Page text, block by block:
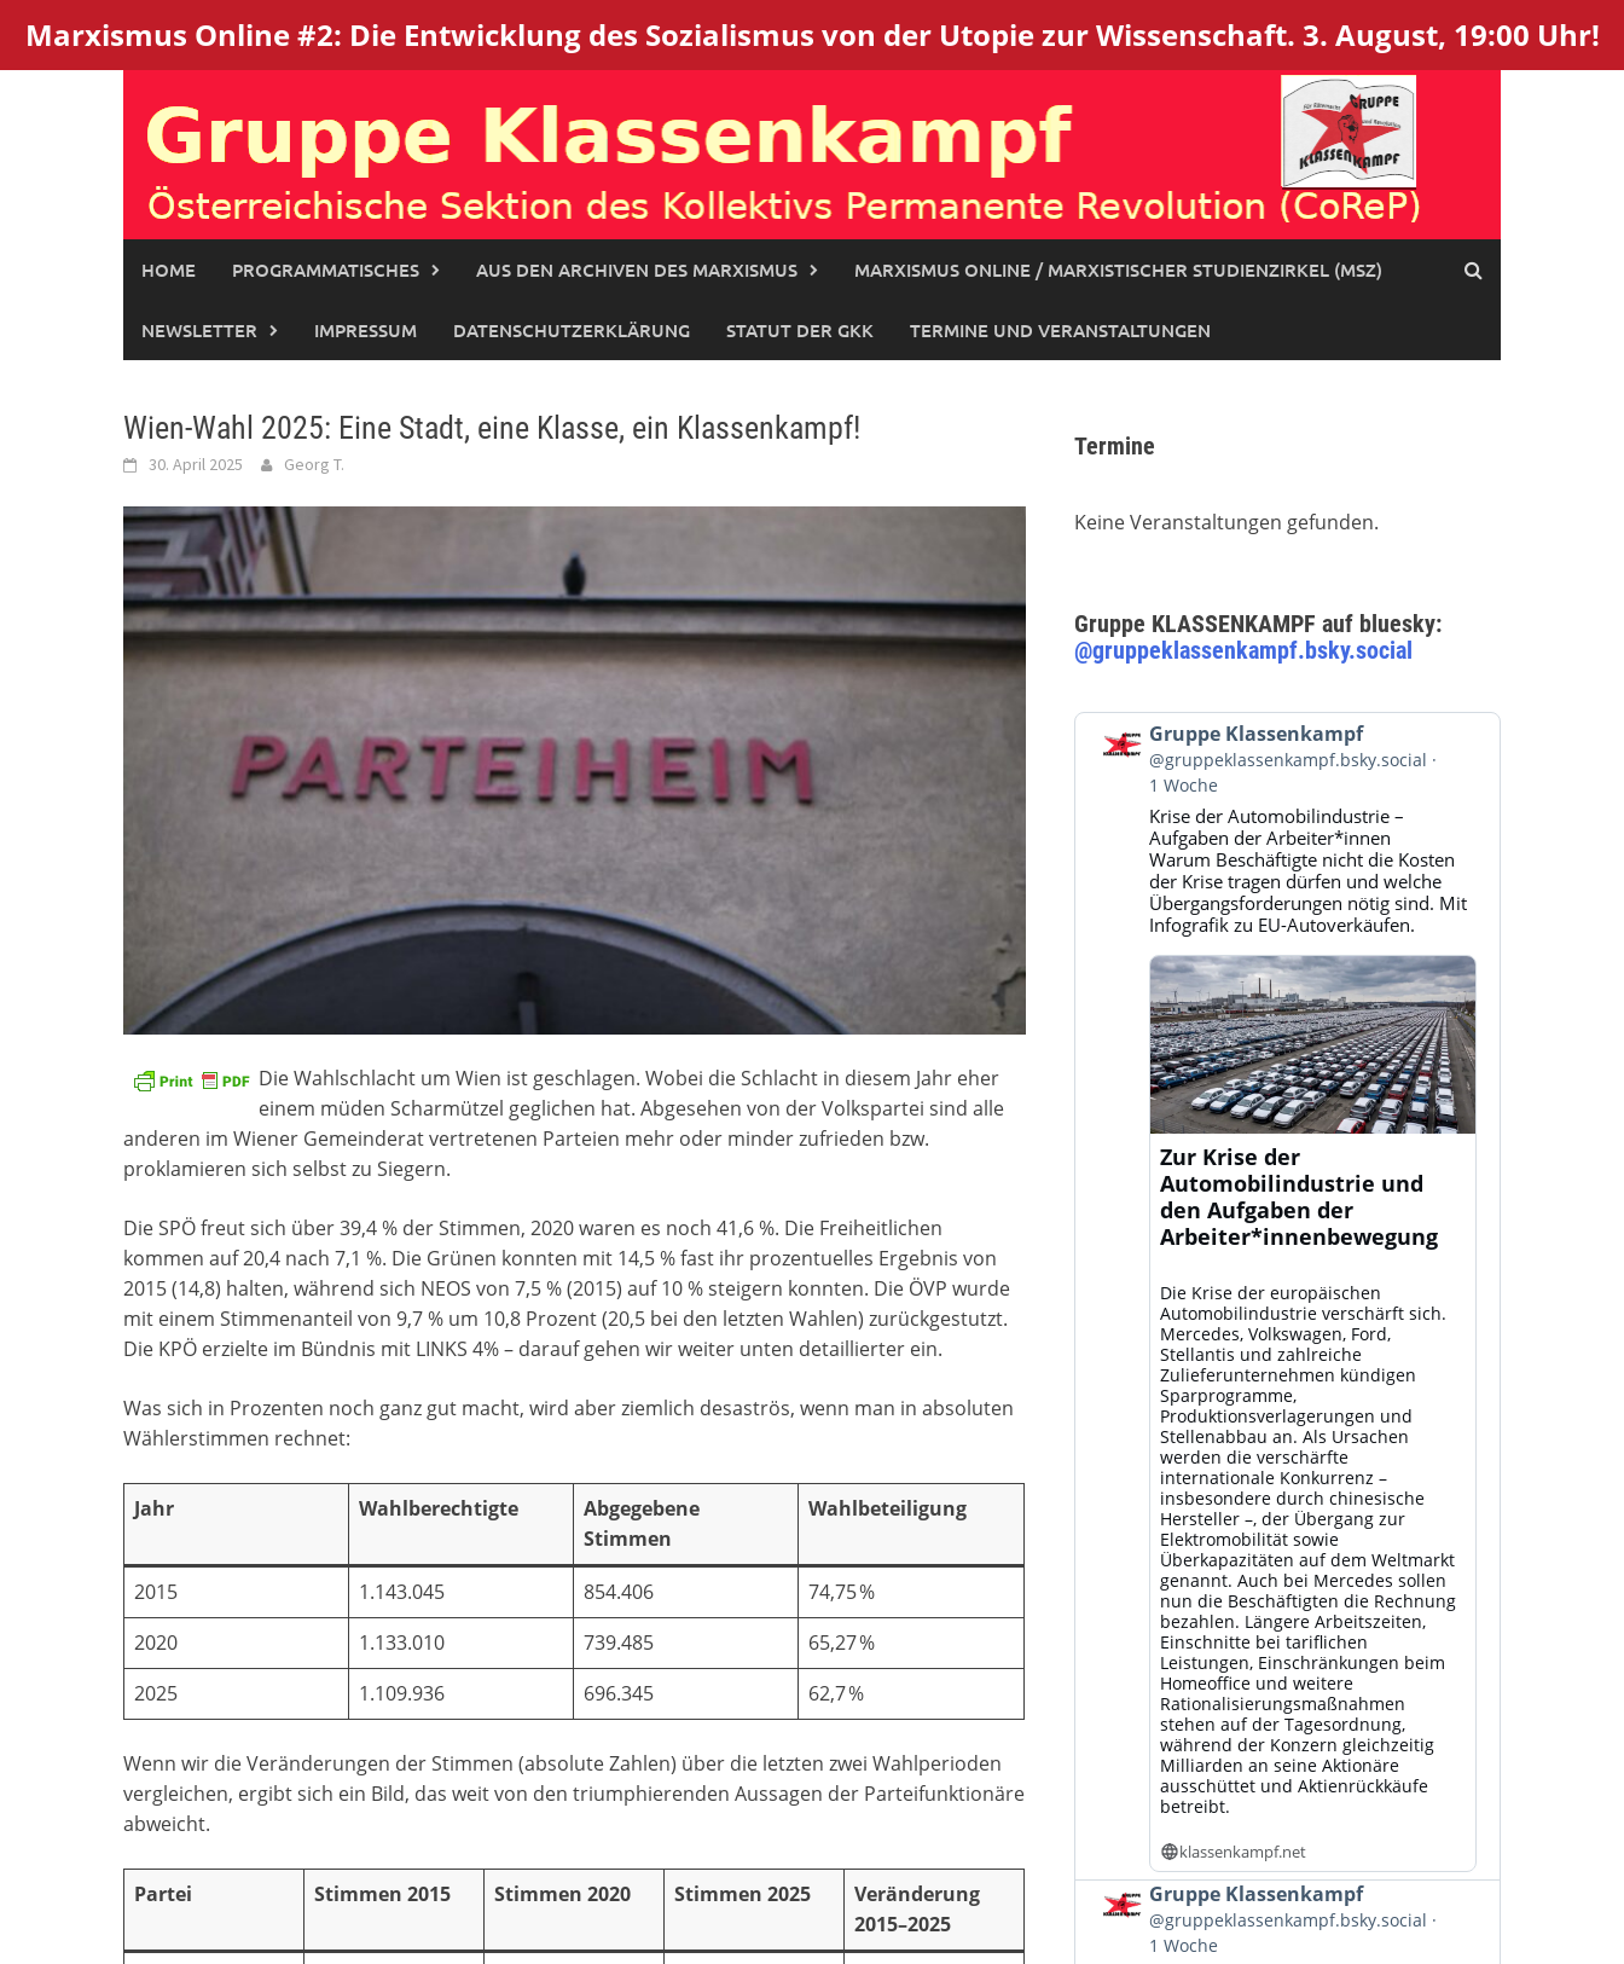
Marxismus Online #2: Die Entwicklung des Sozialismus von der Utopie zur Wissenschaft. 3. August, 19:00 Uhr!
HOME PROGRAMMATISCHES AUS DEN ARCHIVEN DES MARXISMUS MARXISMUS ONLINE / MARXISTISCHER STUDIENZIRKEL (MSZ)
NEWSLETTER IMPRESSUM DATENSCHUTZERKLÄRUNG STATUT DER GKK TERMINE UND VERANSTALTUNGEN
Wien-Wahl 2025: Eine Stadt, eine Klasse, ein Klassenkampf!
30. April 2025 Georg T.
Die Wahlschlacht um Wien ist geschlagen. Wobei die Schlacht in diesem Jahr eher
einem müden Scharmützel geglichen hat. Abgesehen von der Volkspartei sind alle
anderen im Wiener Gemeinderat vertretenen Parteien mehr oder minder zufrieden bzw.
proklamieren sich selbst zu Siegern.
Die SPÖ freut sich über 39,4 % der Stimmen, 2020 waren es noch 41,6 %. Die Freiheitlichen
kommen auf 20,4 nach 7,1 %. Die Grünen konnten mit 14,5 % fast ihr prozentuelles Ergebnis von
2015 (14,8) halten, während sich NEOS von 7,5 % (2015) auf 10 % steigern konnten. Die ÖVP wurde
mit einem Stimmenanteil von 9,7 % um 10,8 Prozent (20,5 bei den letzten Wahlen) zurückgestutzt.
Die KPÖ erzielte im Bündnis mit LINKS 4% – darauf gehen wir weiter unten detaillierter ein.
Was sich in Prozenten noch ganz gut macht, wird aber ziemlich desaströs, wenn man in absoluten
Wählerstimmen rechnet:
Jahr Wahlberechtigte
Abgegebene
Stimmen
Wahlbeteiligung
2015 1.143.045 854.406
74,75 %
2020
1.133.010 739.485
65,27 %
2025
1.109.936 696.345 62,7 %
Wenn wir die Veränderungen der Stimmen (absolute Zahlen) über die letzten zwei Wahlperioden
vergleichen, ergibt sich ein Bild, das weit von den triumphierenden Aussagen der Parteifunktionäre
abweicht.
Partei Stimmen 2015 Stimmen 2020 Stimmen 2025
Veränderung
2015–2025
Termine
Keine Veranstaltungen gefunden.
Gruppe KLASSENKAMPF auf bluesky:
@gruppeklassenkampf.bsky.social
Beitrag
von
Gruppe
Klassenkampf
Bluesky
ansehen
Gruppe Klassenkampf
@gruppeklassenkampf.bsky.social
1 Woche
Krise der Automobilindustrie –
Aufgaben der Arbeiter*innen
Warum Beschäftigte nicht die Kosten
der Krise tragen dürfen und welche
Übergangsforderungen nötig sind. Mit
Infografik zu EU-Autoverkäufen.
Zur Krise der
Automobilindustrie und
den Aufgaben der
Arbeiter*innenbewegung
Die Krise der europäischen
Automobilindustrie verschärft sich.
Mercedes, Volkswagen, Ford,
Stellantis und zahlreiche
Zulieferunternehmen kündigen
Sparprogramme,
Produktionsverlagerungen und
Stellenabbau an. Als Ursachen
werden die verschärfte
internationale Konkurrenz –
insbesondere durch chinesische
Hersteller –, der Übergang zur
Elektromobilität sowie
Überkapazitäten auf dem Weltmarkt
genannt. Auch bei Mercedes sollen
nun die Beschäftigten die Rechnung
bezahlen. Längere Arbeitszeiten,
Einschnitte bei tariflichen
Leistungen, Einschränkungen beim
Homeoffice und weitere
Rationalisierungsmaßnahmen
stehen auf der Tagesordnung,
während der Konzern gleichzeitig
Milliarden an seine Aktionäre
ausschüttet und Aktienrückkäufe
betreibt.
klassenkampf.net
Beitrag
von
Gruppe
Gruppe Klassenkampf
@gruppeklassenkampf.bsky.social
1 Woche